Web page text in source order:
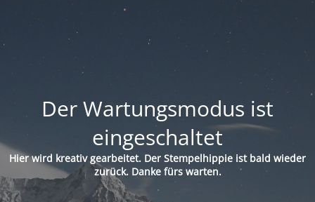
Der Wartungsmodus ist
eingeschaltet
Hier wird kreativ gearbeitet. Der Stempelhippie ist bald wieder
zurück. Danke fürs warten.